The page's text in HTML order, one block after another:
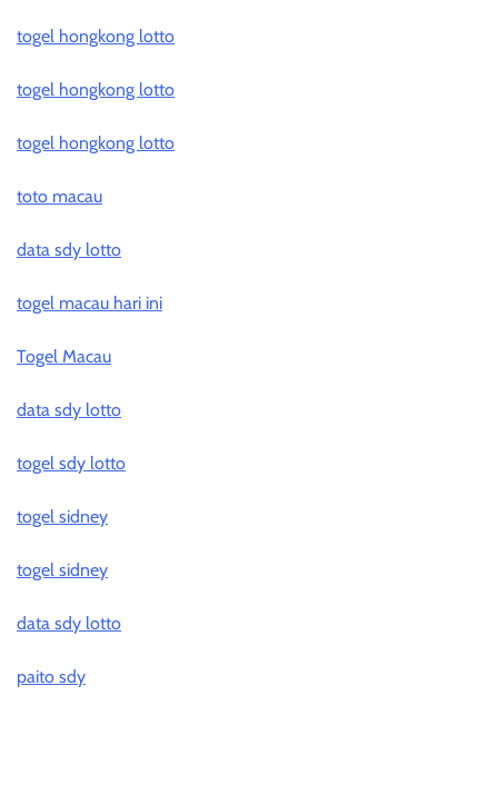
togel hongkong lotto
togel hongkong lotto
togel hongkong lotto
toto macau
data sdy lotto
togel macau hari ini
Togel Macau
data sdy lotto
togel sdy lotto
togel sidney
togel sidney
data sdy lotto
paito sdy